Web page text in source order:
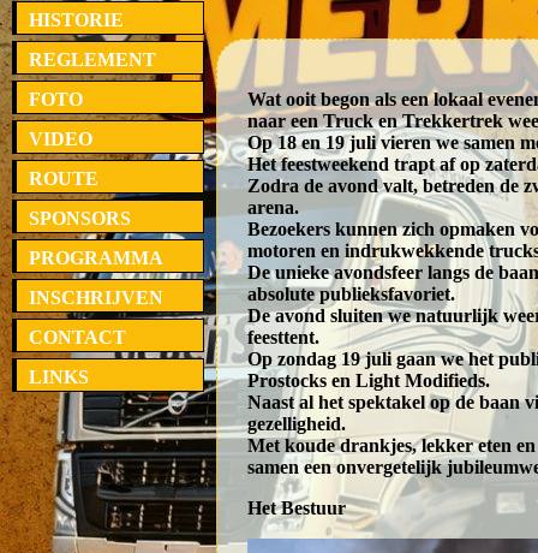
HISTORIE
REGLEMENT
FOTO
VIDEO
ROUTE
SPONSORS
PROGRAMMA
INSCHRIJVEN
CONTACT
LINKS
Wat ooit begon als een lokaal
naar een Truck en Trekkertrek
Op 18 en 19 juli vieren we samen
Het feestweekend trapt af op
Zodra de avond valt, betreden de
arena.
Bezoekers kunnen zich opmaken
motoren en indrukwekkende
De unieke avondsfeer langs de
absolute publieksfavoriet.
De avond sluiten we natuurlijk
feesttent.
Op zondag 19 juli gaan we het
Prostocks en Light Modifieds.
Naast al het spektakel op de baan
gezelligheid.
Met koude drankjes, lekker eten
samen een onvergetelijk
Het Bestuur